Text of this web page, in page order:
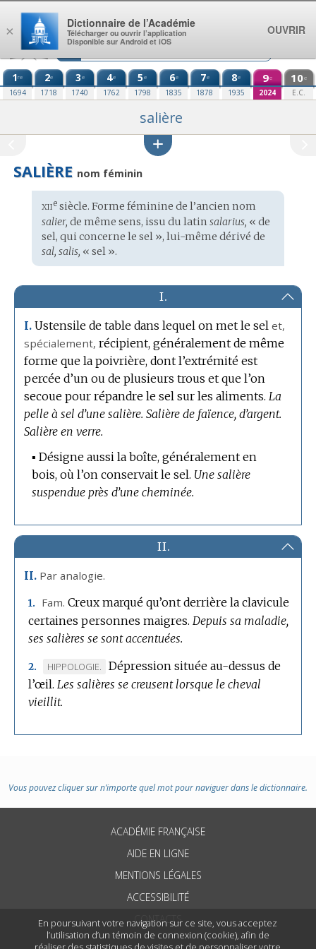
En poursuivant votre navigation sur ce site, vous acceptez
l’utilisation d’un témoin de connexion (cookie), afin de
Aller au contenu
1re
1694
2e
1718
3e
1740
4e
1762
5e
1798
6e
1835
7e
1878
8e
1935
9e
2024
10e
E.C.
salière
SALIÈRE nom féminin
Étymologie
:
xiiesiècle. Forme féminine de l’ancien nom
salier, de même sens, issu du latin salarius, « de
sel, qui concerne le sel », lui-même dérivé de
sal, salis, « sel ».
I.
I. Ustensile de table dans lequel on met le selet,
spécialement, récipient, généralement de même
forme que la poivrière, dont l’extrémité est
percée d’un ou de plusieurs trous et que l’on
secoue pour répandre le sel sur les aliments. La
pelle à sel d’une salière. Salière de faïence, d’argent.
Salière en verre.
▪Désigne aussi la boîte, généralement en
bois, où l’on conservait le sel. Une salière
suspendue près d’une cheminée.
II.
II. Par analogie.
1. Fam. Creux marqué qu’ont derrière la clavicule
certaines personnes maigres. Depuis sa maladie,
ses salières se sont accentuées.
2.
MARQUE
DE
DOMAINE
HIPPOLOGIE.
Dépression située au-dessus de
l’œil. Les salières se creusent lorsque le cheval
vieillit.
Vous pouvez cliquer sur n’importe quel mot pour naviguer dans le dictionnaire.
ACADÉMIE FRANÇAISE
AIDE EN LIGNE
MENTIONS LÉGALES
ACCESSIBILITÉ
CONTACTS
×
Dictionnaire de l’Académie
Télécharger ou ouvrir l’application
Disponible sur Android et iOS
OUVRIR